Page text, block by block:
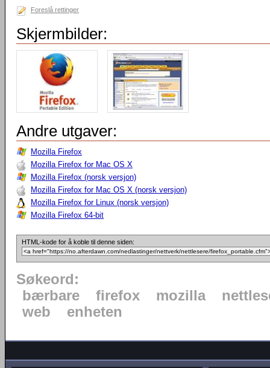
Foreslå rettinger
Skjermbilder:
Andre utgaver:
Mozilla Firefox
Mozilla Firefox for Mac OS X
Mozilla Firefox (norsk versjon)
Mozilla Firefox for Mac OS X (norsk versjon)
Mozilla Firefox for Linux (norsk versjon)
Mozilla Firefox 64-bit
HTML-kode for å koble til denne siden:
Søkeord:
bærbare
firefox mozilla
web
enheten